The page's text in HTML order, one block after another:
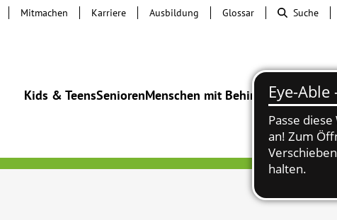
Kids & TeensSeniorenMenschen mit Behinderung
Mitmachen Karriere Ausbildung Glossar Suche